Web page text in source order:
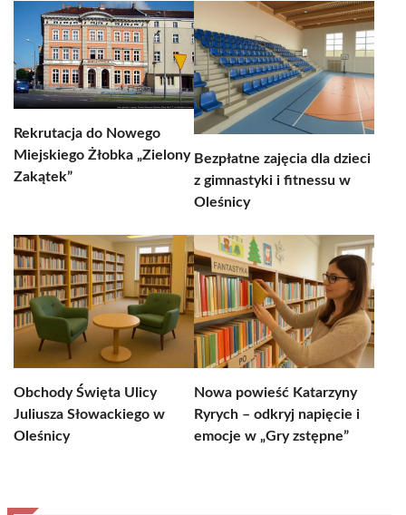
Rekrutacja do Nowego
Miejskiego Żłobka „Zielony
Zakątek”
Bezpłatne zajęcia dla dzieci
z gimnastyki i fitnessu w
Oleśnicy
Obchody Święta Ulicy
Juliusza Słowackiego w
Oleśnicy
Nowa powieść Katarzyny
Ryrych – odkryj napięcie i
emocje w „Gry zstępne”